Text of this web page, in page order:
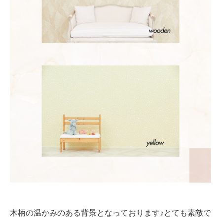
木柄の温かみのある背景となっております♪とても素敵で